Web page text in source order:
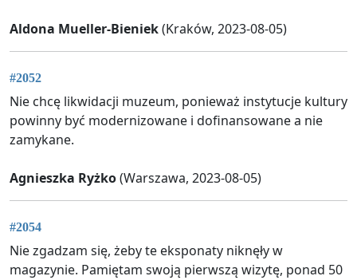
Aldona Mueller-Bieniek(Kraków, 2023-08-05)
#2052
Nie chcę likwidacji muzeum, ponieważ instytucje kultury
powinny być modernizowane i dofinansowane a nie
zamykane.
Agnieszka Ryżko(Warszawa, 2023-08-05)
#2054
Nie zgadzam się, żeby te eksponaty niknęły w
magazynie. Pamiętam swoją pierwszą wizytę, ponad 50